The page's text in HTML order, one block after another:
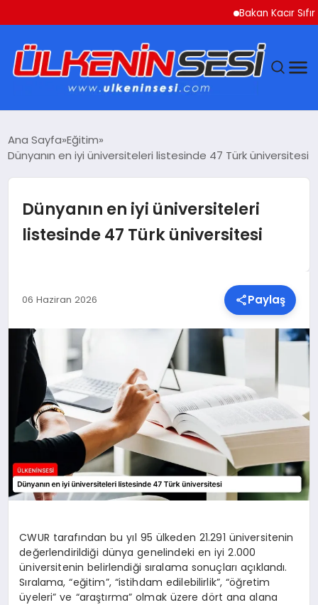
Bakan Kacır Sıfır
EKONOMI
GÜNDEM
MAGAZIN
SPOR
TEKNOLOJI
YAŞAM
MALATYA HABERLERI
Ana Sayfa Eğitim
Dünyanın en iyi üniversiteleri listesinde 47 Türk üniversitesi
Dünyanın en iyi üniversiteleri
listesinde 47 Türk üniversitesi
06 Haziran 2026 Paylaş
CWUR tarafından bu yıl 95 ülkeden 21.291 üniversitenin
değerlendirildiği dünya genelindeki en iyi 2.000
üniversitenin belirlendiği sıralama sonuçları açıklandı.
Sıralama, “eğitim”, “istihdam edilebilirlik”, “öğretim
üyeleri” ve “araştırma” olmak üzere dört ana alana